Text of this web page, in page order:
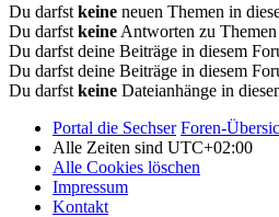
Du darfst keine neuen Themen in
Du darfst keine Antworten zu
Du darfst deine Beiträge in diesem
Du darfst deine Beiträge in diesem
Du darfst keine Dateianhänge in
Portal die Sechser Foren-
Alle Zeiten sind UTC+02:00
Alle Cookies löschen
Impressum
Kontakt